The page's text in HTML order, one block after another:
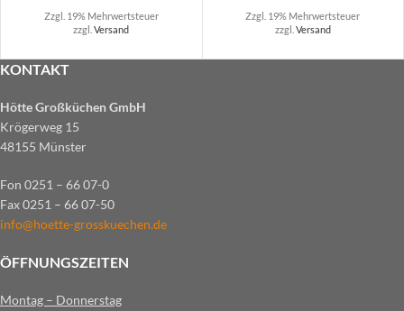
Zzgl. 19% Mehrwertsteuer
zzgl.Versand
Zzgl. 19% Mehrwertsteuer
zzgl. Versand
KONTAKT
Hötte Großküchen GmbH
Krögerweg 15
48155 Münster
Fon 0251 – 66 07-0
Fax 0251 – 66 07-50
info@hoette-grosskuechen.de
ÖFFNUNGSZEITEN
Montag – Donnerstag